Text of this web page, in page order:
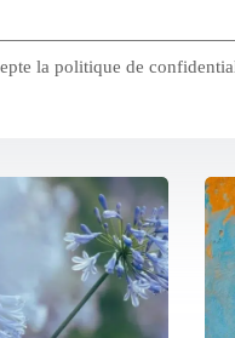
la politique de